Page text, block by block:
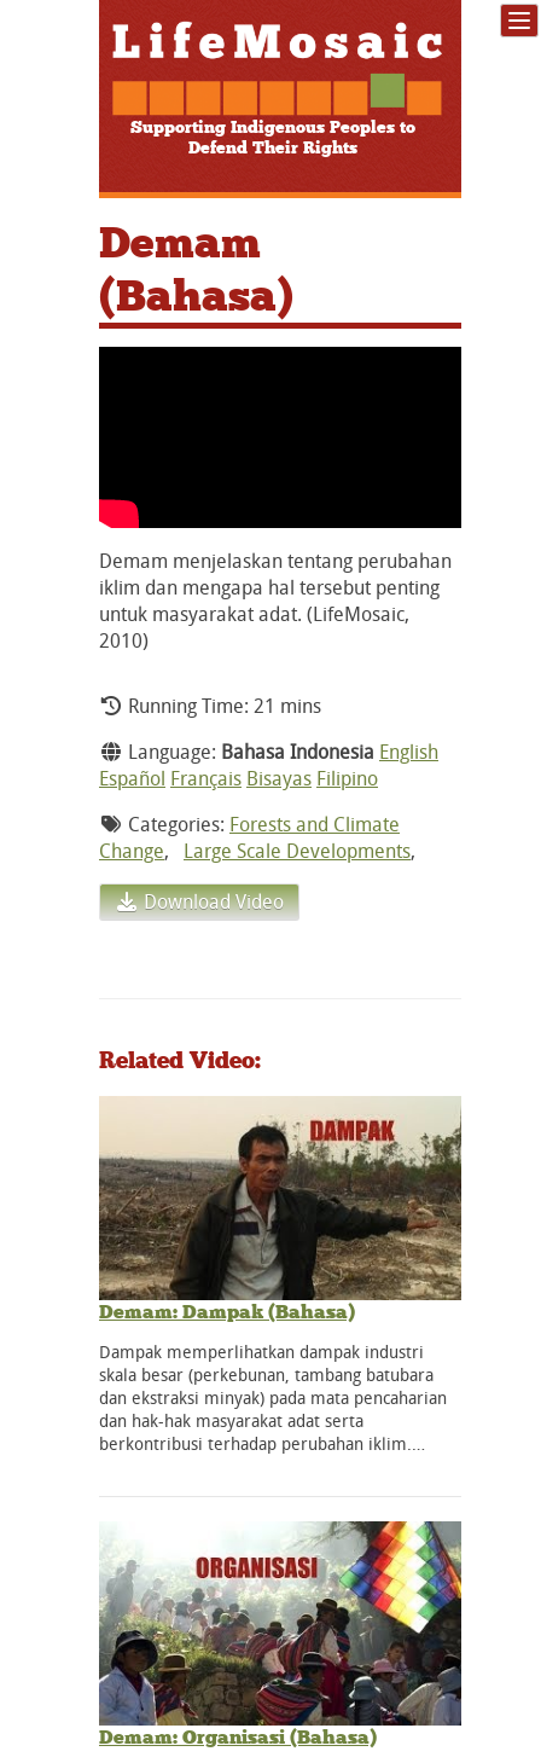
Supporting Indigenous Peoples to
Defend Their Rights
Demam
(Bahasa)
Demam menjelaskan tentang perubahan
iklim dan mengapa hal tersebut penting
untuk masyarakat adat. (LifeMosaic,
2010)
Running Time: 21 mins
Language: Bahasa Indonesia English
Español Français Bisayas Filipino
Categories: Forests and Climate
Change, Large Scale Developments,
Download Video
Related Video:
Demam: Dampak (Bahasa)
Dampak memperlihatkan dampak industri
skala besar (perkebunan, tambang batubara
dan ekstraksi minyak) pada mata pencaharian
dan hak-hak masyarakat adat serta
berkontribusi terhadap perubahan iklim.…
Demam: Organisasi (Bahasa)